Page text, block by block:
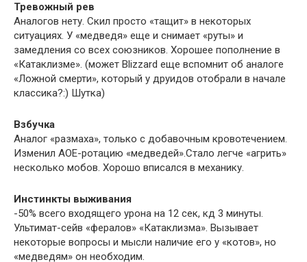
Тревожный рев
Аналогов нету. Скил просто «тащит» в некоторых
ситуациях. У «медведя» еще и снимает «руты» и
замедления со всех союзников. Хорошее пополнение в
«Катаклизме». (может Blizzard еще вспомнит об аналоге
«Ложной смерти», который у друидов отобрали в начале
классика?:) Шутка)
Взбучка
Аналог «размаха», только с добавочным кровотечением.
Изменил АОЕ-ротацию «медведей».Стало легче «агрить»
несколько мобов. Хорошо вписался в механику.
Инстинкты выживания
-50% всего входящего урона на 12 сек, кд 3 минуты.
Ультимат-сейв «фералов» «Катаклизма». Вызывает
некоторые вопросы и мысли наличие его у «котов», но
«медведям» он необходим.